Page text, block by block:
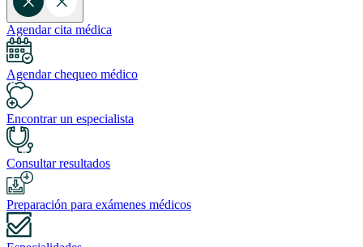
Agendar cita médica
Agendar chequeo médico
Encontrar un especialista
Consultar resultados
Preparación para exámenes médicos